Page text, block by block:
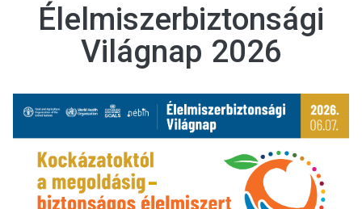
Élelmiszerbiztonsági
Világnap 2026